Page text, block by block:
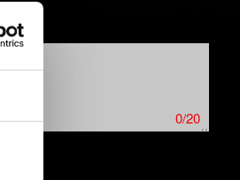
0/20